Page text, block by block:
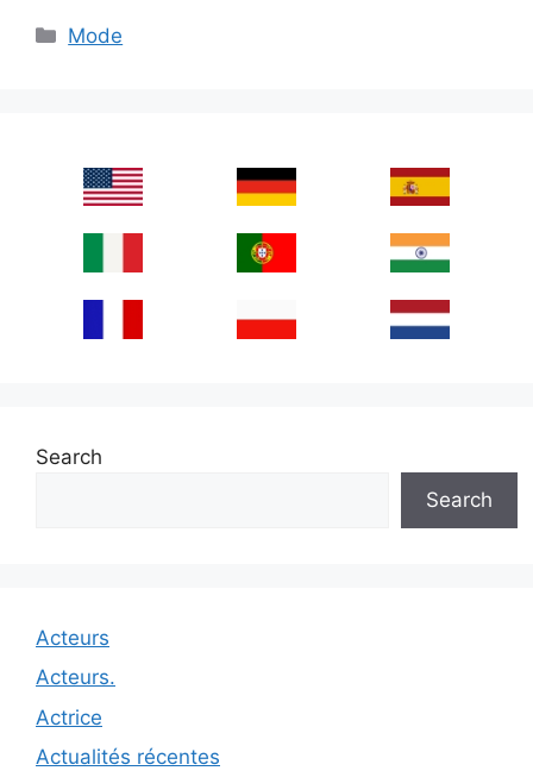
Categories
Mode
Search
Search
Acteurs
Acteurs.
Actrice
Actualités récentes